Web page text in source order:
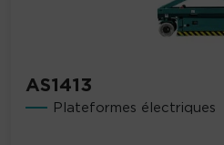
AS1413
Plateformes électriques